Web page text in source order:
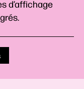
d’affichage